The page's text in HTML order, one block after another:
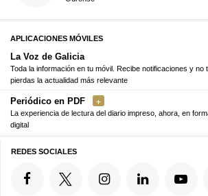
APLICACIONES MÓVILES
La Voz de Galicia
Toda la información en tu móvil. Recibe notificaciones y no
pierdas la actualidad más relevante
Periódico en PDF
La experiencia de lectura del diario impreso, ahora, en
digital
REDES SOCIALES